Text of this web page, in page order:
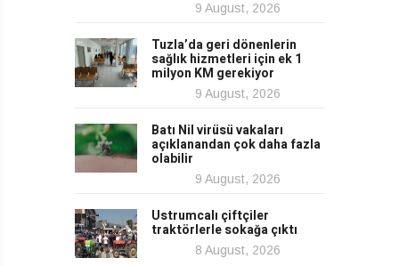
9 August, 2026
Tuzla’da geri dönenlerin
sağlık hizmetleri için ek 1
milyon KM gerekiyor
9 August, 2026
Batı Nil virüsü vakaları
açıklanandan çok daha fazla
olabilir
9 August, 2026
Ustrumcalı çiftçiler
traktörlerle sokağa çıktı
8 August, 2026